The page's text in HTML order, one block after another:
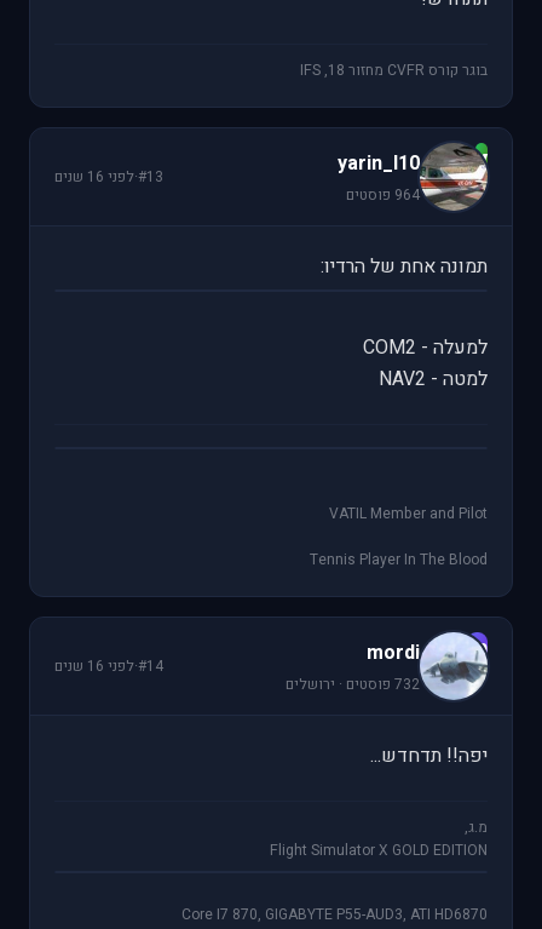
בוגר קורס CVFR מחזור 18, IFS
y
yarin_l10
964 פוסטים
#13
·לפני 16 שנים
תמונה אחת של הרדיו:
למעלה - COM2
למטה - NAV2
VATIL Member and Pilot
Tennis Player In The Blood
m
mordi
732 פוסטים · ירושלים
#14
·לפני 16 שנים
יפה!! תדחדש...
מ.ג,
Flight Simulator X GOLD EDITION
Core I7 870, GIGABYTE P55-AUD3, ATI HD6870